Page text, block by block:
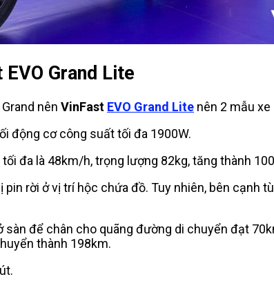
Grand Lite
nên VinFast EVO Grand Lite nên 2 mẫu
động cơ công suất tối đa 1900W.
đa là 48km/h, trọng lượng 82kg, tăng thành
pin rời ở vị trí hộc chứa đồ. Tuy nhiên, bên cạnh
sàn để chân cho quãng đường di chuyển đạt
thành 198km.